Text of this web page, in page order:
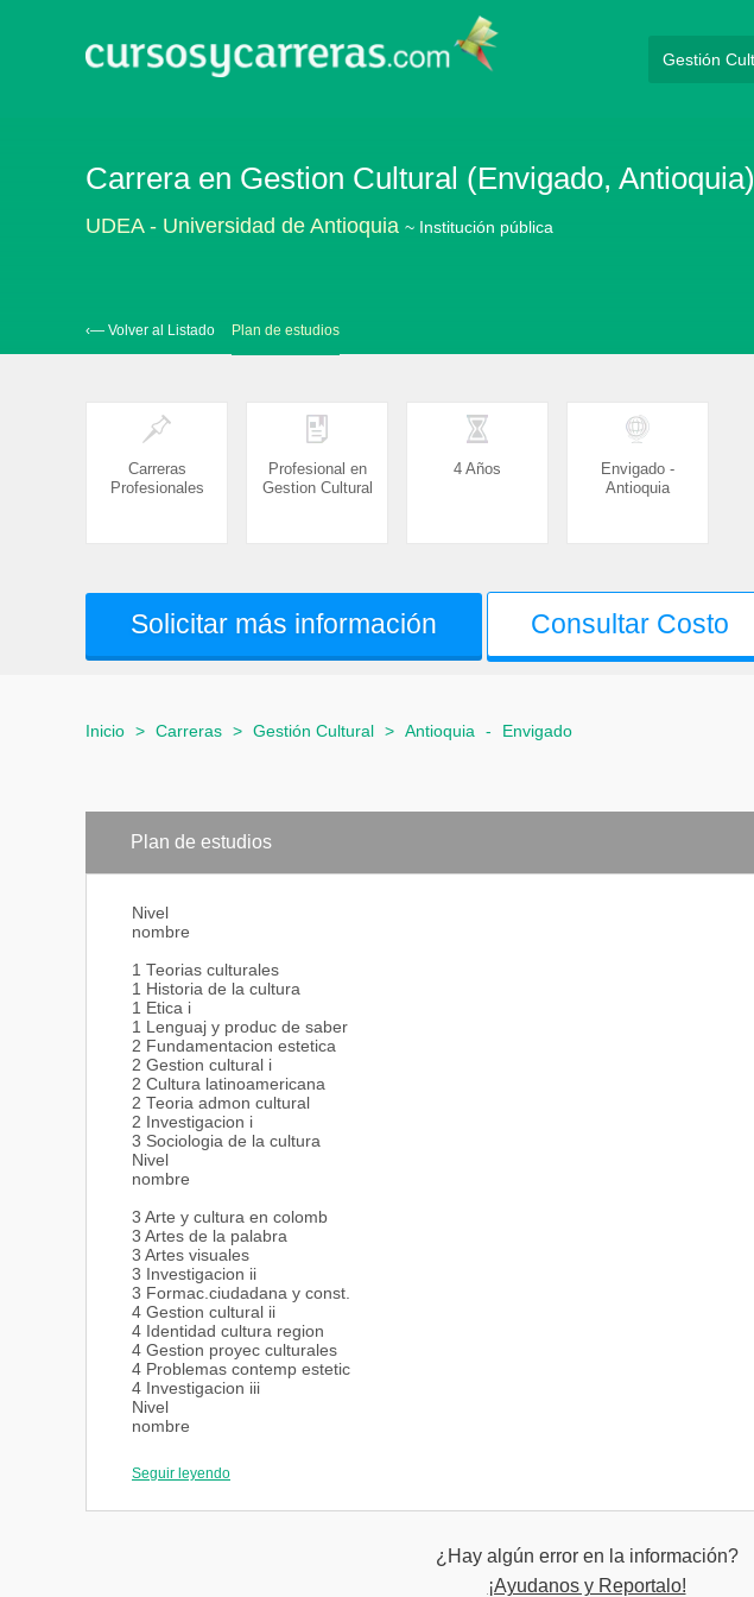
Carrera en Gestion Cultural (Envigado, Antioquia)
UDEA - Universidad de Antioquia ~ Institución pública
‹— Volver al Listado Plan de estudios
Carreras
Profesionales
Profesional en
Gestion Cultural
4 Años
Envigado -
Antioquia
Solicitar más información Consultar Costo
Inicio > Carreras > Gestión Cultural > Antioquia - Envigado
Plan de estudios
Nivel
nombre
1 Teorias culturales
1 Historia de la cultura
1 Etica i
1 Lenguaj y produc de saber
2 Fundamentacion estetica
2 Gestion cultural i
2 Cultura latinoamericana
2 Teoria admon cultural
2 Investigacion i
3 Sociologia de la cultura
Nivel
nombre
3 Arte y cultura en colomb
3 Artes de la palabra
3 Artes visuales
3 Investigacion ii
3 Formac.ciudadana y const.
4 Gestion cultural ii
4 Identidad cultura region
4 Gestion proyec culturales
4 Problemas contemp estetic
4 Investigacion iii
Nivel
nombre
5 Legisl polit y planes cul
5 Administracion financiera
Seguir leyendo
¿Hay algún error en la información?
¡Ayudanos y Reportalo!